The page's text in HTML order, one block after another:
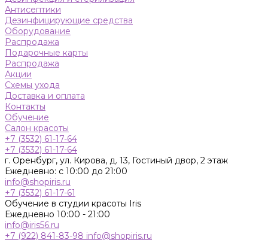
Антисептики
Дезинфицирующие средства
Оборудование
Распродажа
Подарочные карты
Распродажа
Акции
Схемы ухода
Доставка и оплата
Контакты
Обучение
Салон красоты
+7 (3532) 61-17-64
+7 (3532) 61-17-64
г. Оренбург, ул. Кирова, д. 13, Гостиный двор, 2 этаж
Ежедневно: с 10:00 до 21:00
info@shopiris.ru
+7 (3532) 61-17-61
Обучение в студии красоты Iris
Ежедневно 10:00 - 21:00
info@iris56.ru
+7 (922) 841-83-98 info@shopiris.ru